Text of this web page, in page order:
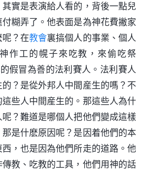
實是表演給人看的，背後一點兒
糊弄了。他表面是為神花費撇家
？在教會裏搞個人的事業、個人
作工的幌子來吃教，來偷吃祭
假冒為善的法利賽人。法利賽人
？是從外邦人中間産生的嗎？不
這些人中間産生的。那這些人為什
？難道是哪個人把他們變成這樣
是什麽原因呢？是因着他們的本
，也是因為他們所走的道路。他
教、吃教的工具，他們用神的話